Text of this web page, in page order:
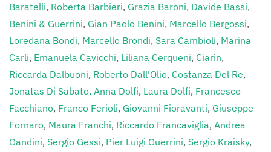
Baratelli, Roberta Barbieri, Grazia Baroni, Davide Bassi,
Benini & Guerrini, Gian Paolo Benini, Marcello Bergossi,
Loredana Bondi, Marcello Brondi, Sara Cambioli, Marina
Carli, Emanuela Cavicchi, Liliana Cerqueni, Ciarìn,
Riccarda Dalbuoni, Roberto Dall'Olio, Costanza Del Re,
Jonatas Di Sabato, Anna Dolfi, Laura Dolfi, Francesco
Facchiano, Franco Ferioli, Giovanni Fioravanti, Giuseppe
Fornaro, Maura Franchi, Riccardo Francaviglia, Andrea
Gandini, Sergio Gessi, Pier Luigi Guerrini, Sergio Kraisky,